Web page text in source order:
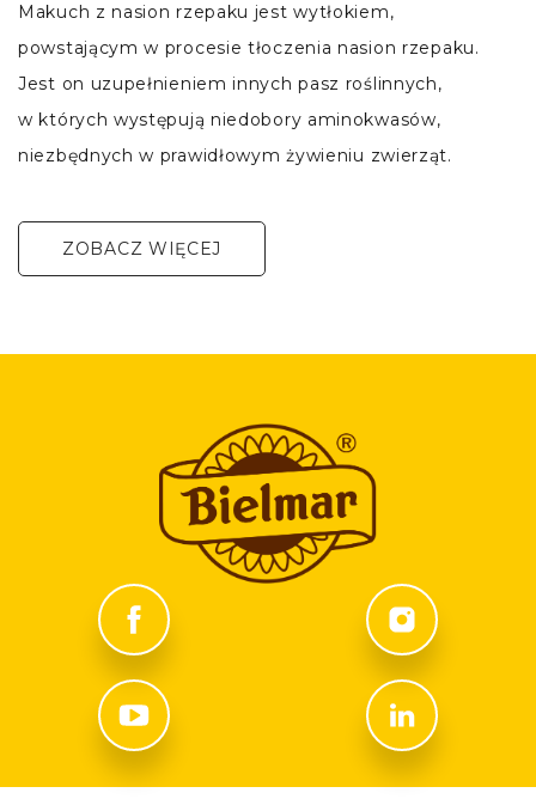
Makuch z nasion rzepaku jest wytłokiem,
powstającym w procesie tłoczenia nasion rzepaku.
Jest on uzupełnieniem innych pasz roślinnych,
w których występują niedobory aminokwasów,
niezbędnych w prawidłowym żywieniu zwierząt.
ZOBACZ WIĘCEJ